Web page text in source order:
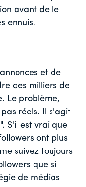
avant de le
ennuis.
et de
des milliers de
Le problème,
réels. Il s'agit
S'il est vrai que
ont plus
suivez toujours
que si
de médias